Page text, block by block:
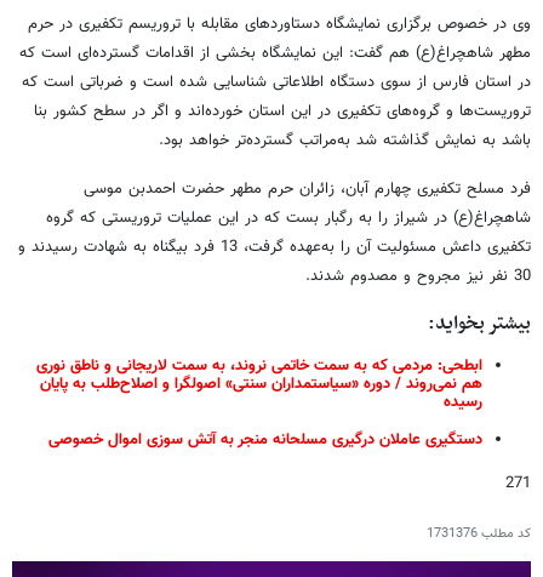
وی در خصوص برگزاری نمایشگاه دستاوردهای مقابله با تروریسم تکفیری در حرم
مطهر شاهچراغ(ع) هم گفت: این نمایشگاه بخشی از اقدامات گسترده‌ای است که
در استان فارس از سوی دستگاه اطلاعاتی شناسایی شده است و ضرباتی است که
تروریست‌ها و گروه‌های تکفیری در این استان خورده‌اند و اگر در سطح کشور بنا
باشد به نمایش گذاشته شد به‌مراتب گسترده‌تر خواهد بود.
فرد مسلح تکفیری چهارم آبان، زائران حرم مطهر حضرت احمدبن موسی
شاهچراغ(ع) در شیراز را به رگبار بست که در این عملیات تروریستی که گروه
تکفیری داعش مسئولیت آن را به‌عهده گرفت، 13 فرد بیگناه به شهادت رسیدند و
30 نفر نیز مجروح و مصدوم شدند.
بیشتر بخواید:
ابطحی: مردمی که به سمت خاتمی نروند، به سمت لاریجانی و ناطق نوری
هم نمی‌روند / دوره «سیاستمداران سنتی» اصولگرا و اصلاح‌طلب به پایان
رسیده
دستگیری عاملان درگیری مسلحانه منجر به آتش سوزی اموال خصوصی
271
کد مطلب1731376